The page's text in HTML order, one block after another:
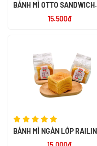
BÁNH MÌ OTTO SANDWICH
15.500đ
BÁNH MÌ NGÀN LỚP RAILIN